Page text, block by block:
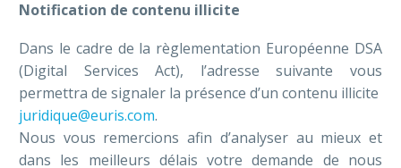
Notification de contenu illicite
Dans le cadre de la règlementation Européenne DSA
(Digital Services Act), l’adresse suivante vous
permettra de signaler la présence d’un contenu illicite
juridique@euris.com.
Nous vous remercions afin d’analyser au mieux et
dans les meilleurs délais votre demande de nous